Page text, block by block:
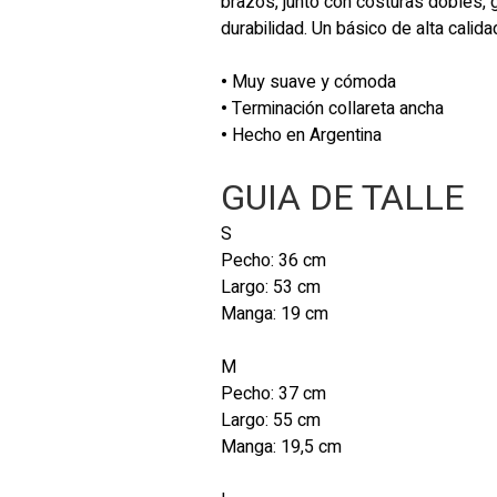
durabilidad. Un básico de alta
• Muy suave y cómoda
• Terminación collareta ancha
• Hecho en Argentina
GUIA DE TALLE
S
Pecho: 36 cm
Largo: 53 cm
Manga: 19 cm
M
Pecho: 37 cm
Largo: 55 cm
Manga: 19,5 cm